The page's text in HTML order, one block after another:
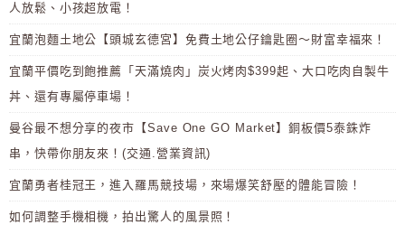
人放鬆、小孩超放電！
宜蘭泡麵土地公【頭城玄德宮】免費土地公仔鑰匙圈～財富幸福來！
宜蘭平價吃到飽推薦「天滿燒肉」炭火烤肉$399起、大口吃肉自製牛
丼、還有專屬停車場！
曼谷最不想分享的夜市【Save One GO Market】銅板價5泰銖炸
串，快帶你朋友來！(交通.營業資訊)
宜蘭勇者桂冠王，進入羅馬競技場，來場爆笑舒壓的體能冒險！
如何調整手機相機，拍出驚人的風景照！